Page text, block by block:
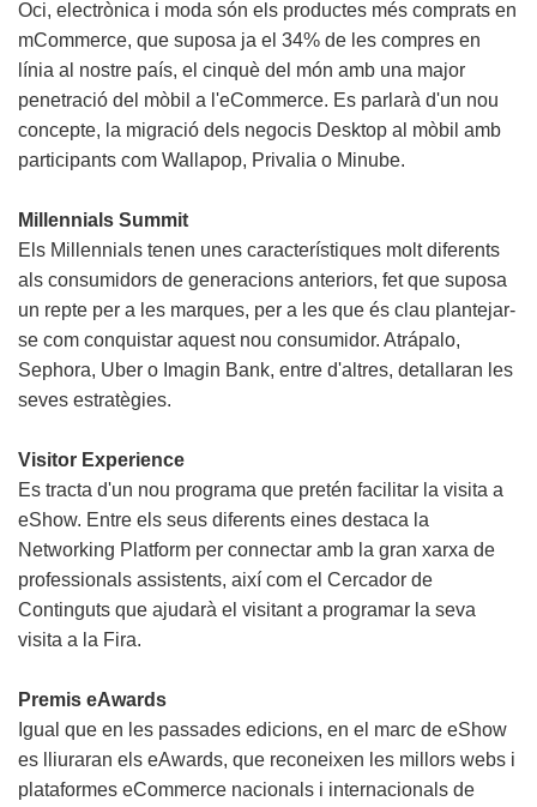
Oci, electrònica i moda són els productes més comprats en
mCommerce, que suposa ja el 34% de les compres en
línia al nostre país, el cinquè del món amb una major
penetració del mòbil a l'eCommerce. Es parlarà d'un nou
concepte, la migració dels negocis Desktop al mòbil amb
participants com Wallapop, Privalia o Minube.
Millennials Summit
Els Millennials tenen unes característiques molt diferents
als consumidors de generacions anteriors, fet que suposa
un repte per a les marques, per a les que és clau plantejar-
se com conquistar aquest nou consumidor. Atrápalo,
Sephora, Uber o Imagin Bank, entre d'altres, detallaran les
seves estratègies.
Visitor Experience
Es tracta d'un nou programa que pretén facilitar la visita a
eShow. Entre els seus diferents eines destaca la
Networking Platform per connectar amb la gran xarxa de
professionals assistents, així com el Cercador de
Continguts que ajudarà el visitant a programar la seva
visita a la Fira.
Premis eAwards
Igual que en les passades edicions, en el marc de eShow
es lliuraran els eAwards, que reconeixen les millors webs i
plataformes eCommerce nacionals i internacionals de